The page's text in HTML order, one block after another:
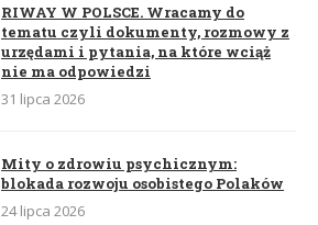
RIWAY W POLSCE. Wracamy do
tematu czyli dokumenty, rozmowy z
urzędami i pytania, na które wciąż
nie ma odpowiedzi
31 lipca 2026
Mity o zdrowiu psychicznym:
blokada rozwoju osobistego Polaków
24 lipca 2026